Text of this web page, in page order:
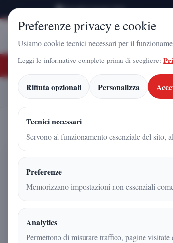
Giovedì 6 Agosto 2026
Stampa
ULTIME NOTIZIE
Gadola, il volto di Futuro Nazionale a Caserta: l'uomo che
Home Articoli
ARNALDO
GIUSTIZIA,
Redazione
Preferenze privacy e cookie
Usiamo cookie tecnici necessari per il
Leggi le informative complete prima di scegliere:
Rifiuta opzionali Personalizza
Tecnici necessari
Servono al funzionamento essenziale del sito,
Preferenze
Memorizzano impostazioni non essenziali
Analytics
Permettono di misurare traffico, pagine visitate